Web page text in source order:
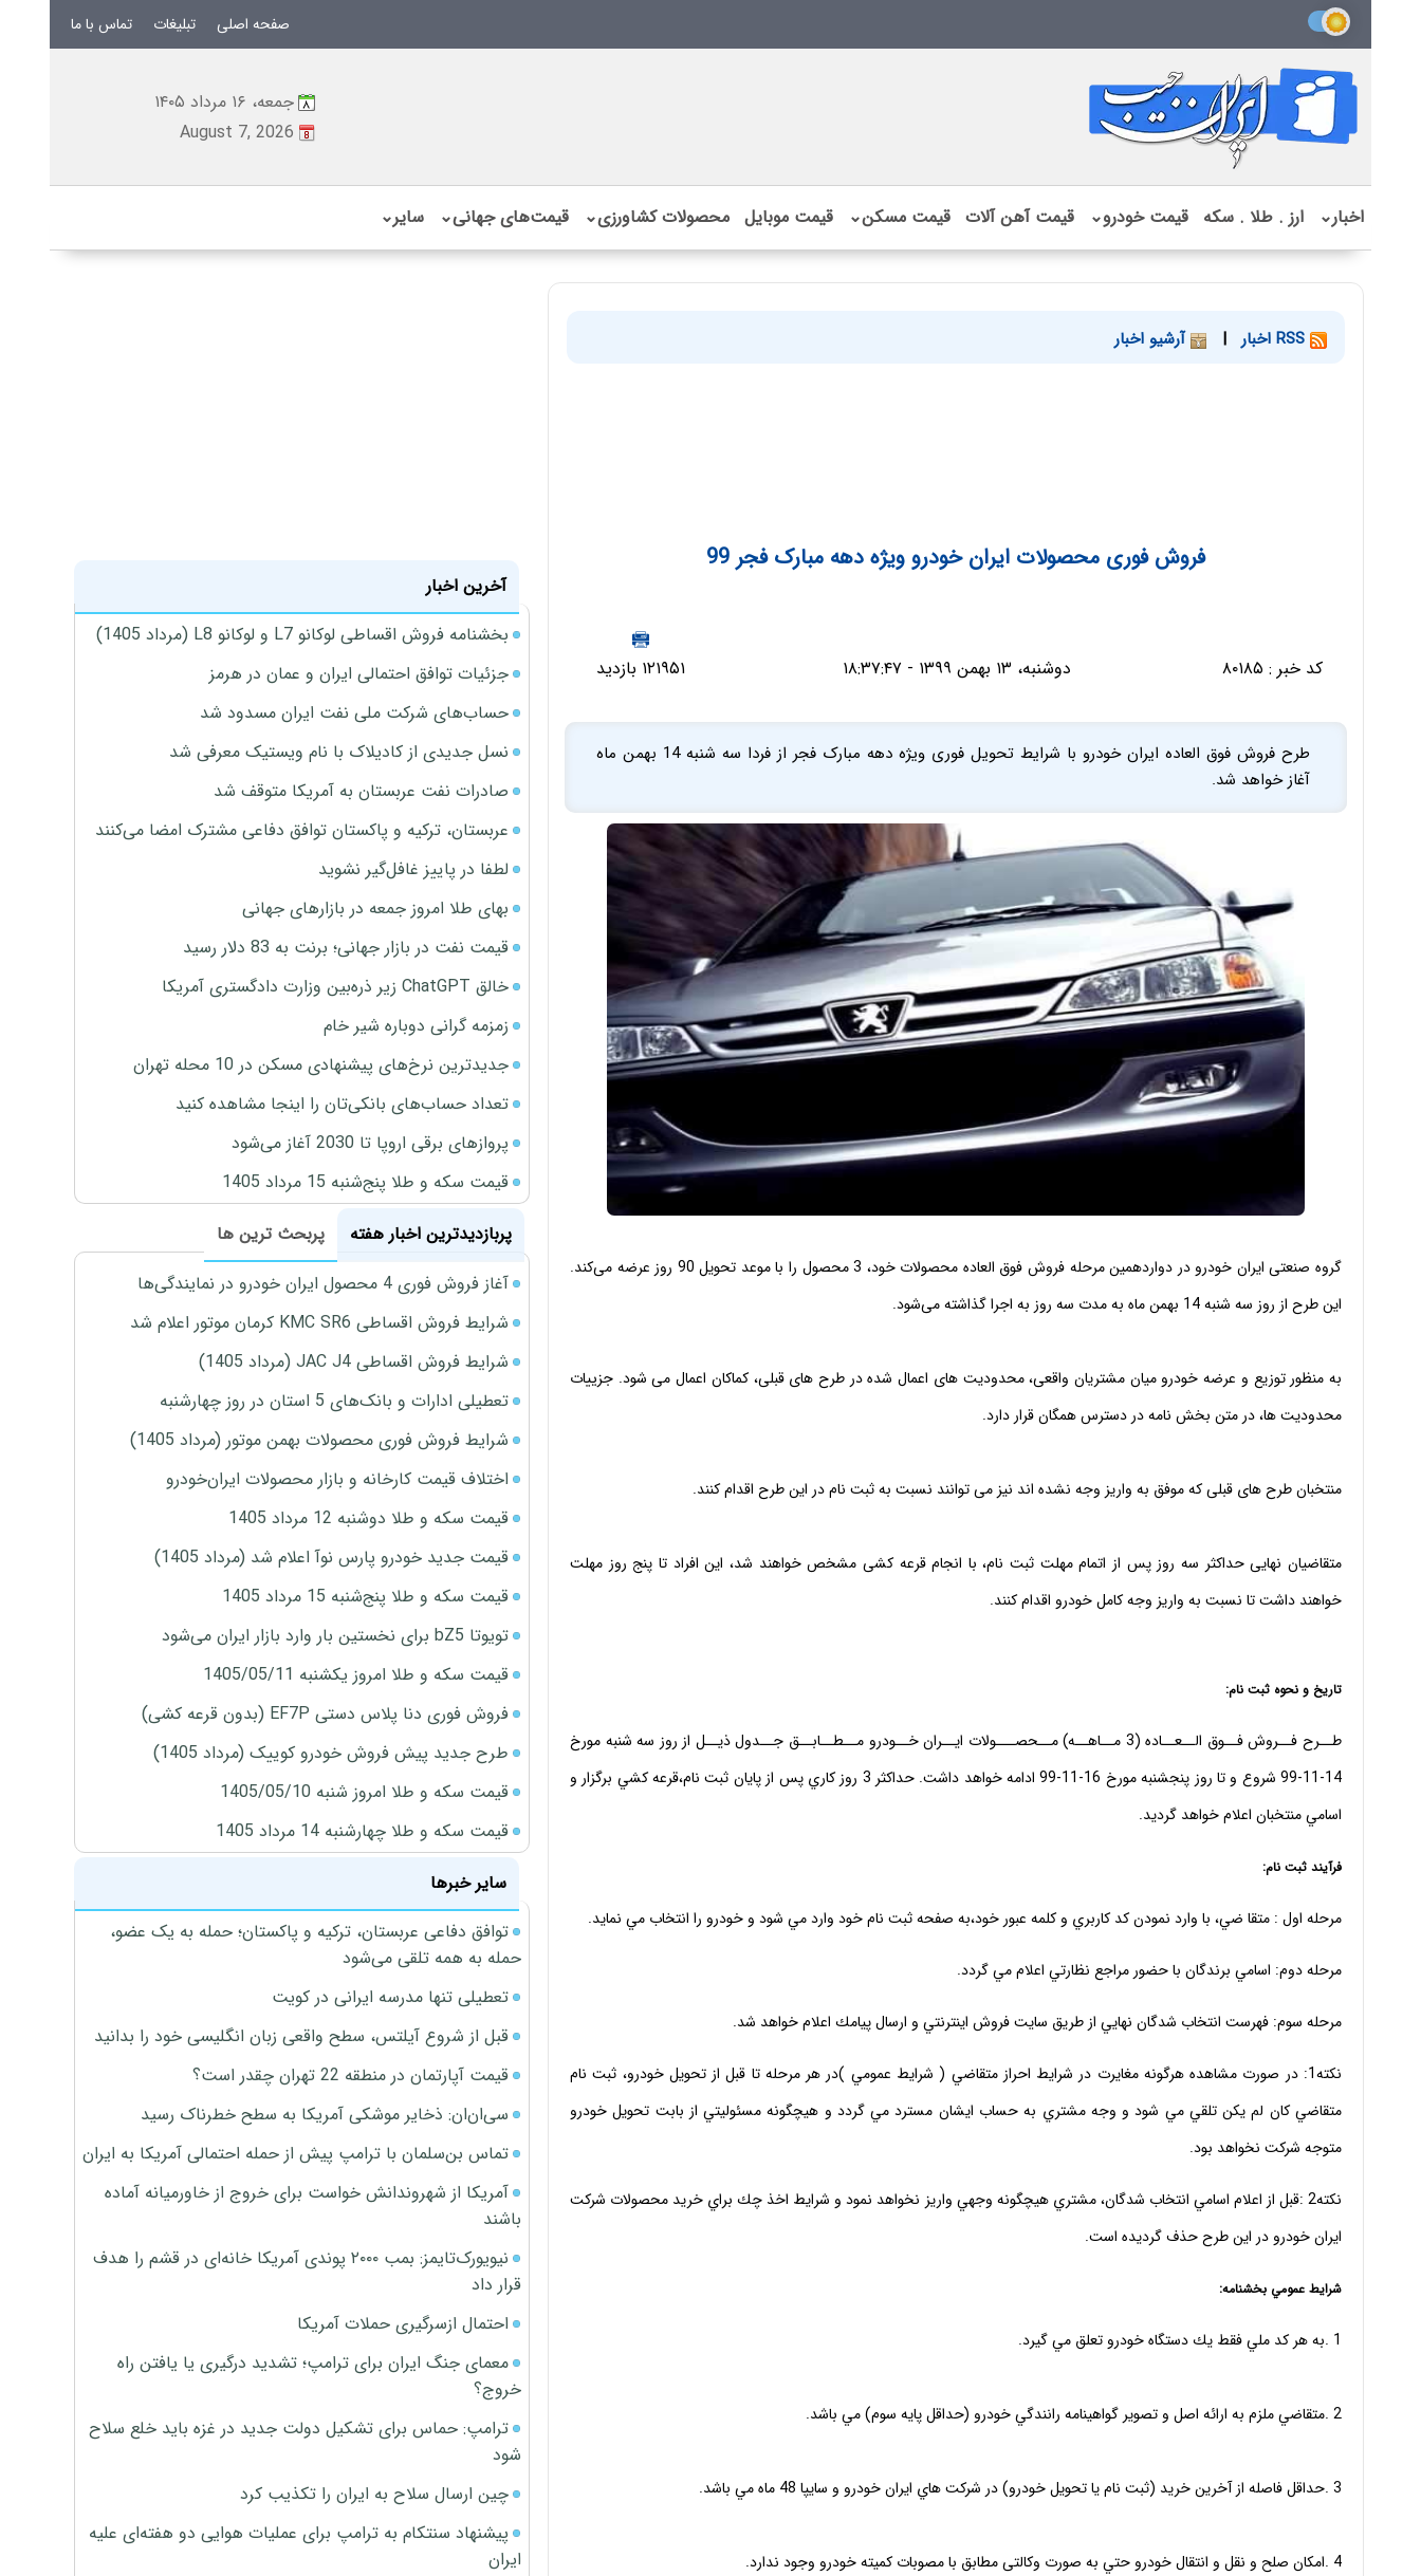
صفحه اصلی تبلیغات تماس با ما
جمعه، ۱۶ مرداد ۱۴۰۵
August 7, 2026
اخبار⌄ ارز . طلا . سکه قیمت خودرو⌄ قیمت آهن آلات قیمت مسکن⌄ قیمت موبایل محصولات کشاورزی⌄ قیمت‌های جهانی⌄ سایر⌄
| آرشیو اخبار
فروش فوری محصولات ایران خودرو ویژه دهه مبارک فجر 99
کد خبر : ۸۰۱۸۵ دوشنبه، ۱۳ بهمن ۱۳۹۹ - ۱۸:۳۷:۴۷ ۱۲۱۹۵۱ بازدید
طرح فروش فوق العاده ایران خودرو با شرایط تحویل فوری ویژه دهه مبارک فجر از فردا سه شنبه 14 بهمن ماه
آغاز خواهد شد.
گروه صنعتی ایران خودرو در دواردهمین مرحله فروش فوق العاده محصولات خود،‌ 3 محصول را با موعد تحویل 90 روز عرضه می‌کند.
این طرح از روز سه شنبه 14 بهمن ماه به مدت سه روز به اجرا گذاشته می‌شود.
به منظور توزیع و عرضه خودرو میان مشتریان واقعی،‌ محدودیت های اعمال شده در طرح های قبلی،‌ کماکان اعمال می شود. جزییات
محدودیت ها، در متن بخش نامه در دسترس همگان قرار دارد.
منتخبان طرح های قبلی که موفق به واریز وجه نشده اند‌ نیز می توانند نسبت به ثبت نام در این طرح اقدام کنند.
متقاضیان نهایی حداکثر سه روز پس از اتمام مهلت ثبت نام،‌ با انجام قرعه کشی مشخص خواهند شد، این افراد تا پنج روز مهلت
خواهند داشت تا نسبت به واریز وجه کامل خودرو اقدام کنند.
تاريخ و نحوه ثبت نام:
طــرح فــروش فــوق الــعــاده (3 مــاهــه) مــحصـــولات ايــران خــودرو مــطــابــق جــدول ذيــل از روز سه شنبه مورخ
14-11-99 شروع و تا روز پنجشنبه مورخ 16-11-99 ادامه خواهد داشت. حداكثر 3 روز كاري پس از پايان ثبت نام،قرعه كشي برگزار و
اسامي منتخبان اعلام خواهد گرديد.
فرآيند ثبت نام:
مرحله اول : متقا ضي، با وارد نمودن كد كاربري و كلمه عبور خود،به صفحه ثبت نام خود وارد مي شود و خودرو را انتخاب مي نمايد.
مرحله دوم: اسامي برندگان با حضور مراجع نظارتي اعلام مي گردد.
مرحله سوم: فهرست انتخاب شدگان نهايي از طريق سايت فروش اينترنتي و ارسال پيامك اعلام خواهد شد.
نكته1: در صورت مشاهده هرگونه مغايرت در شرايط احراز متقاضي ( شرايط عمومي )در هر مرحله تا قبل از تحويل خودرو، ثبت نام
متقاضي كان لم يكن تلقي مي شود و وجه مشتري به حساب ايشان مسترد مي گردد و هيچگونه مسئوليتي از بابت تحويل خودرو
متوجه شركت نخواهد بود.
نكته2 :قبل از اعلام اسامي انتخاب شدگان، مشتري هيچگونه وجهي واريز نخواهد نمود و شرايط اخذ چك براي خريد محصولات شركت
ايران خودرو در اين طرح حذف گرديده است.
شرايط عمومي بخشنامه:
1 .به هر كد ملي فقط يك دستگاه خودرو تعلق مي گيرد.
2 .متقاضي ملزم به ارائه اصل و تصوير گواهينامه رانندگي خودرو (حداقل پايه سوم) مي باشد.
3 .حداقل فاصله از آخرين خريد (ثبت نام يا تحويل خودرو) در شركت هاي ايران خودرو و سايپا 48 ماه مي باشد.
4 .امكان صلح و نقل و انتقال خودرو حتي به صورت وكالتى مطابق با مصوبات كميته خودرو وجود ندارد.
آخرین اخبار
بخشنامه فروش اقساطی لوکانو L7 و لوکانو L8 (مرداد 1405)
جزئیات توافق احتمالی ایران و عمان در هرمز
حساب‌های شرکت ملی نفت ایران مسدود شد
نسل جدیدی از کادیلاک با نام ویستیک معرفی شد
صادرات نفت عربستان به آمریکا متوقف شد
عربستان، ترکیه و پاکستان توافق دفاعی مشترک امضا می‌کنند
لطفا در پاییز غافل‌گیر نشوید
بهای طلا امروز جمعه در بازارهای جهانی
قیمت نفت در بازار جهانی؛ برنت به 83 دلار رسید
خالق ChatGPT زیر ذره‌بین وزارت دادگستری آمریکا
زمزمه گرانی دوباره شیر خام
جدیدترین نرخ‌های پیشنهادی مسکن در 10 محله تهران
تعداد حساب‌های بانکی‌تان را اینجا مشاهده کنید
پروازهای برقی اروپا تا 2030 آغاز می‌شود
قیمت سکه و طلا پنج‌شنبه 15 مرداد 1405
پربازدیدترین اخبار هفته
پربحث ترین ها
آغاز فروش فوری 4 محصول ایران خودرو در نمایندگی‌ها
شرایط فروش اقساطی KMC SR6 کرمان موتور اعلام شد
شرایط فروش اقساطی JAC J4 (مرداد 1405)
تعطیلی ادارات و بانک‌های 5 استان در روز چهارشنبه
شرایط فروش فوری محصولات بهمن موتور (مرداد 1405)
اختلاف قیمت کارخانه و بازار محصولات ایران‌خودرو
قیمت سکه و طلا دوشنبه 12 مرداد 1405
قیمت جدید خودرو پارس نوآ اعلام شد (مرداد 1405)
قیمت سکه و طلا پنج‌شنبه 15 مرداد 1405
تویوتا bZ5 برای نخستین بار وارد بازار ایران می‌شود
قیمت سکه و طلا امروز یکشنبه 1405/05/11
فروش فوری دنا پلاس دستی EF7P (بدون قرعه کشی)
طرح جدید پیش فروش خودرو کوییک (مرداد 1405)
قیمت سکه و طلا امروز شنبه 1405/05/10
قیمت سکه و طلا چهارشنبه 14 مرداد 1405
سایر خبرها
توافق دفاعی عربستان، ترکیه و پاکستان؛ حمله به یک عضو،
حمله به همه تلقی می‌شود
تعطیلی تنها مدرسه ایرانی در کویت
قبل از شروع آیلتس، سطح واقعی زبان انگلیسی خود را بدانید
قیمت آپارتمان در منطقه 22 تهران چقدر است؟
سی‌ان‌ان: ذخایر موشکی آمریکا به سطح خطرناک رسید
تماس بن‌سلمان با ترامپ پیش از حمله احتمالی آمریکا به ایران
آمریکا از شهروندانش خواست برای خروج از خاورمیانه آماده
باشند
نیویورک‌تایمز: بمب ۲۰۰۰ پوندی آمریکا خانه‌ای در قشم را هدف
قرار داد
احتمال ازسرگیری حملات آمریکا
معمای جنگ ایران برای ترامپ؛ تشدید درگیری یا یافتن راه
خروج؟
ترامپ: حماس برای تشکیل دولت جدید در غزه باید خلع سلاح
شود
چین ارسال سلاح به ایران را تکذیب کرد
پیشنهاد سنتکام به ترامپ برای عملیات هوایی دو هفته‌ای علیه
ایران